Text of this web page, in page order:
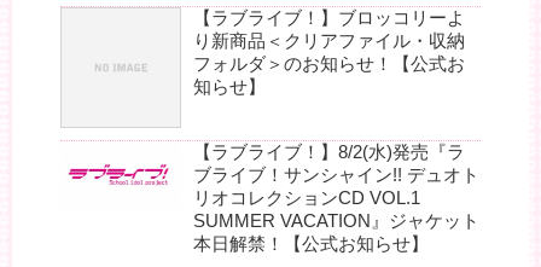
【ラブライブ！】ブロッコリーよ
り新商品＜クリアファイル・収納
フォルダ＞のお知らせ！【公式お
知らせ】
【ラブライブ！】8/2(水)発売『ラ
ブライブ！サンシャイン!! デュオト
リオコレクションCD VOL.1
SUMMER VACATION』ジャケット
本日解禁！【公式お知らせ】